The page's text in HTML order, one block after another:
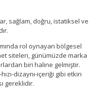
sağlam, doğru, istatiksel ve
rol oynayan bölgesel
siteleri, günümüzde marka
biri haline gelmiştir.
dizaynı-içeriği gibi etkin
gereklidir.